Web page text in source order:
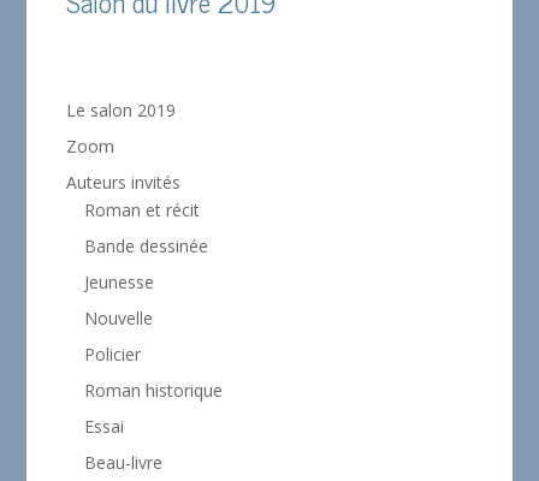
Le salon 2019
Zoom
Auteurs invités
Roman et récit
Bande dessinée
Jeunesse
Nouvelle
Policier
Roman historique
Essai
Beau-livre